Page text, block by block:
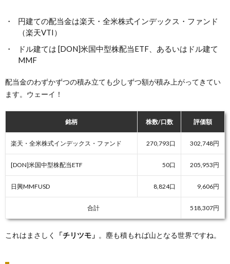
円建ての配当金は楽天・全米株式インデックス・ファンド
（楽天VTI）
ドル建ては [DON]米国中型株配当ETF、あるいはドル建て
MMF
配当金のわずかずつの積み立ても少しずつ額が積み上がってきてい
ます。ウェーイ！
銘柄 株数/口数 評価額
楽天・全米株式インデックス・ファンド 270,793口 302,748円
[DON]米国中型株配当ETF 50口 205,953円
日興MMFUSD 8,824口 9,606円
合計 518,307円
これはまさしく 「チリツモ」 。塵も積もれば山となる世界ですね。